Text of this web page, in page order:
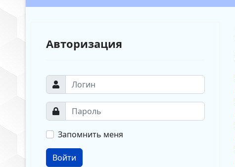
Авторизация
Запомнить меня
Войти